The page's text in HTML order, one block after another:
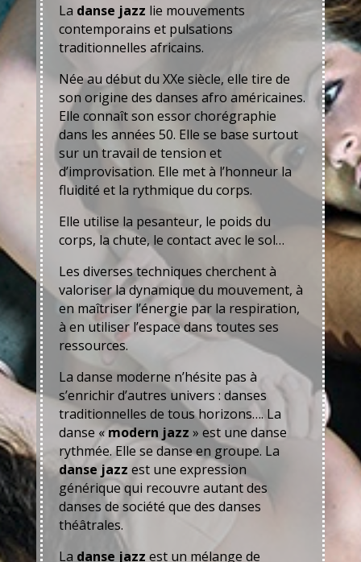
La danse jazz lie mouvements
contemporains et pulsations
traditionnelles africains.
Née au début du XXe siècle, elle tire de
son origine des danses afro américaines.
Elle connaît son essor chorégraphie
dans les années 50. Elle se base surtout
sur un travail de tension et
d’improvisation. Elle met à l’honneur la
fluidité et la rythmique du corps.
Elle utilise la pesanteur, le poids du
corps, la chute, le contact avec le sol…
Les diverses techniques cherchent à
valoriser la dynamique du mouvement, à
en maîtriser l’énergie par la respiration,
à en utiliser l’espace dans toutes ses
ressources.
La danse moderne n’hésite pas à
s’enrichir d’autres univers : danses
traditionnelles de tous horizons…. La
danse «modern jazz » est une danse
rythmée. Elle se danse en groupe. La
danse jazz est une expression
générique qui recouvre autant des
danses de société que des danses
théâtrales.
La danse jazz est un mélange de